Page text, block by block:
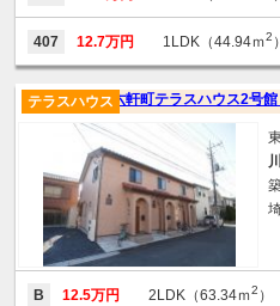
407 12.7万円 1LDK（44.94ｍ2 ）
六軒町テラスハウス2号
テラスハウス
B 12.5万円 2LDK（63.34ｍ2 ）